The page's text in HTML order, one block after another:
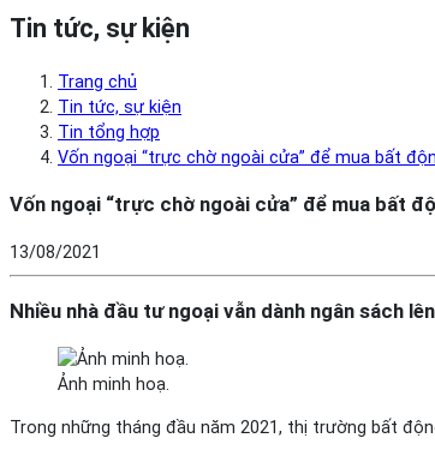
Tin tức, sự kiện
Trang chủ
Tin tức, sự kiện
Tin tổng hợp
Vốn ngoại “trực chờ ngoài cửa” để mua bất
Vốn ngoại “trực chờ ngoài cửa” để mua bất
13/08/2021
Nhiều nhà đầu tư ngoại vẫn dành ngân sách
Ảnh minh hoạ.
Trong những tháng đầu năm 2021, thị trường bất